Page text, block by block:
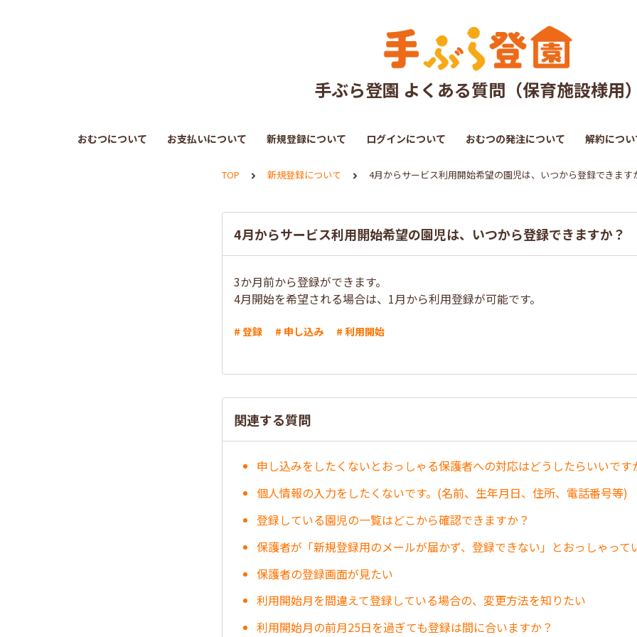
手ぶら登園 よくある質問（保育施設様用）
おむつについて お支払いについて 新規登録について ログインについて おむつの発注について 解約につい
TOP 新規登録について 4月からサービス利用開始希望の園児は、いつから登録できます
4月からサービス利用開始希望の園児は、いつから登録できますか？
3か月前から登録ができます。
4月開始を希望される場合は、1月から利用登録が可能です。
# 登録 # 申し込み # 利用開始
関連する質問
申し込みをしたくないとおっしゃる保護者への対応はどうしたらいいです
個人情報の入力をしたくないです。(名前、生年月日、住所、電話番号等)
登録している園児の一覧はどこから確認できますか？
保護者が「新規登録用のメールが届かず、登録できない」とおっしゃって
保護者の登録画面が見たい
利用開始月を間違えて登録している場合の、変更方法を知りたい
利用開始月の前月25日を過ぎても登録は間に合いますか？